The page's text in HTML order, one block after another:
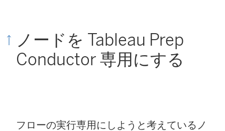
ノードを Tableau Prep
Conductor 専用にする
フローの実行専用にしようと考えているノ